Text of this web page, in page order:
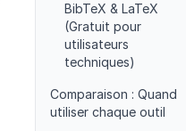
BibTeX & LaTeX
(Gratuit pour
utilisateurs
techniques)
Comparaison : Quand
utiliser chaque outil